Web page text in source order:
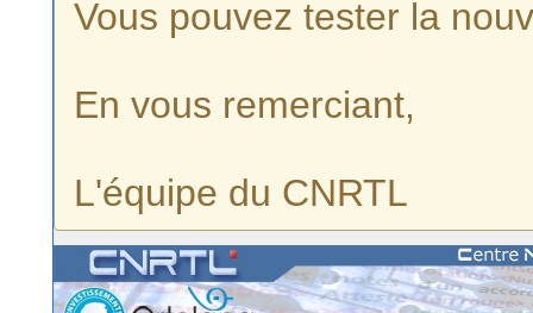
Vous pouvez tester la
En vous remerciant,
L'équipe du CNRTL